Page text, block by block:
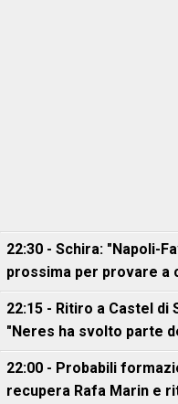
22:30 - Schira: "Napoli-
prossima per provare a
22:15 - Ritiro a Castel di
"Neres ha svolto parte
22:00 - Probabili
recupera Rafa Marin e